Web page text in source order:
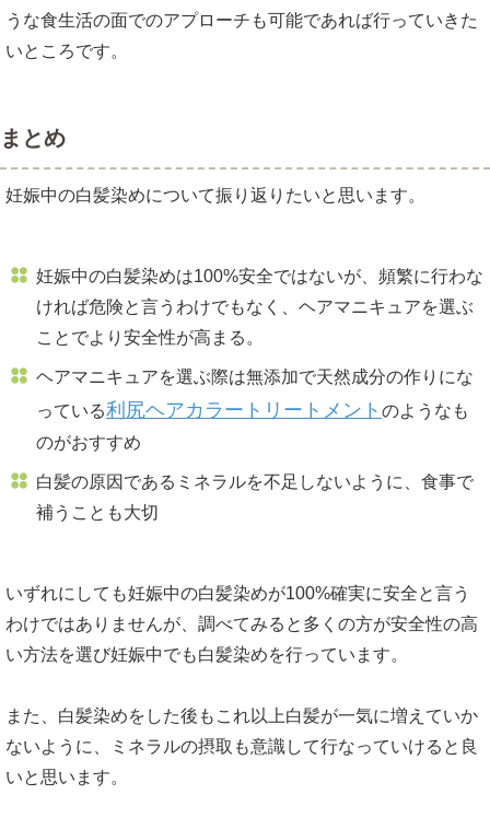
うな食生活の面でのアプローチも可能であれば行っていきた
いところです。
まとめ
妊娠中の白髪染めについて振り返りたいと思います。
妊娠中の白髪染めは100%安全ではないが、頻繁に行わな
ければ危険と言うわけでもなく、ヘアマニキュアを選ぶ
ことでより安全性が高まる。
ヘアマニキュアを選ぶ際は無添加で天然成分の作りにな
っている利尻ヘアカラートリートメント のようなも
のがおすすめ
白髪の原因であるミネラルを不足しないように、食事で
補うことも大切
いずれにしても妊娠中の白髪染めが100%確実に安全と言う
わけではありませんが、調べてみると多くの方が安全性の高
い方法を選び妊娠中でも白髪染めを行っています。
また、白髪染めをした後もこれ以上白髪が一気に増えていか
ないように、ミネラルの摂取も意識して行なっていけると良
いと思います。